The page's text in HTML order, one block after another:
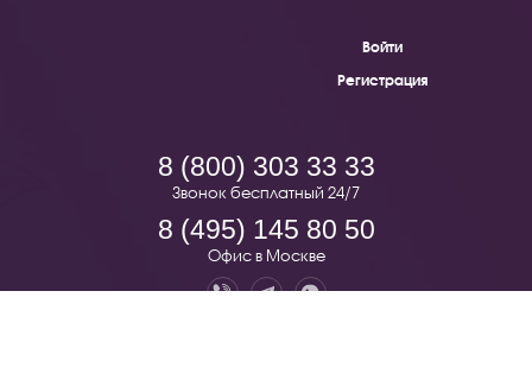
Войти
Регистрация
8 (800) 303 33 33
Звонок бесплатный 24/7
8 (495) 145 80 50
Офис в Москве